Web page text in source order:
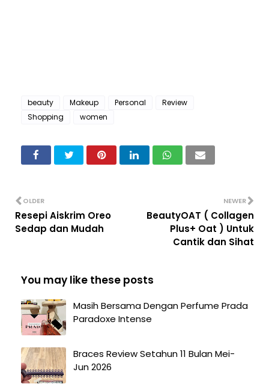
beauty Makeup Personal
Review
Shopping
women
NEWER
BeautyOAT ( Collagen
Plus+ Oat ) Untuk
Cantik dan Sihat
OLDER
Resepi Aiskrim Oreo
Sedap dan Mudah
You may like these posts
Masih Bersama Dengan Perfume Prada
Paradoxe Intense
Braces Review Setahun 11 Bulan Mei-
Jun 2026